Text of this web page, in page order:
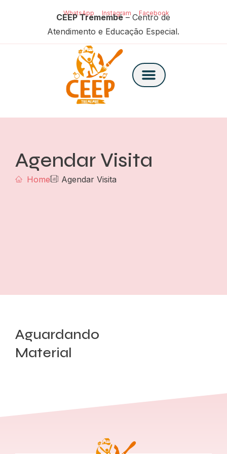
WhatsApp Instagram Facebook
CEEP Tremembé– Centro de
Atendimento e Educação Especial.
Agendar Visita
Home Agendar Visita
Aguardando
Material